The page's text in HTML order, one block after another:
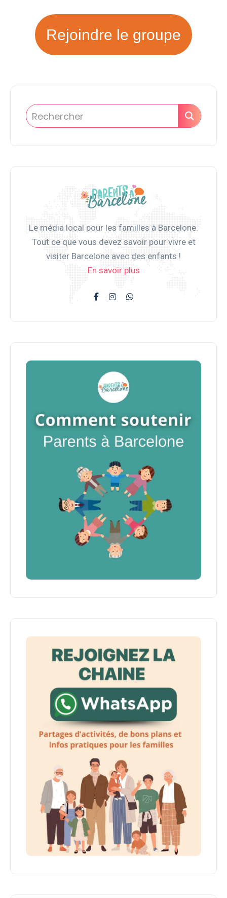
Rejoindre le groupe
Le média local pour les familles à Barcelone.
Tout ce que vous devez savoir pour vivre et
visiter Barcelone avec des enfants !
En savoir plus